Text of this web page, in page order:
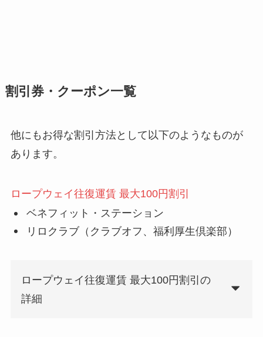
割引券・クーポン一覧
他にもお得な割引方法として以下のようなものが
あります。
ロープウェイ往復運賃 最大100円割引
ベネフィット・ステーション
リロクラブ（クラブオフ、福利厚生倶楽部）
ロープウェイ往復運賃 最大100円割引の
詳細